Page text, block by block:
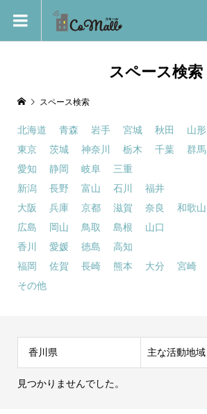
スペース検索
スペース検索
北海道 青森 岩手 宮城 秋田 山形
東京
茨城 神奈川 栃木 千葉 群馬
愛知
静岡 岐阜
三重
新潟
長野 富山 石川
福井
大阪
兵庫 京都 滋賀 奈良
和歌山
広島
岡山 鳥取 島根
山口
香川
愛媛 徳島
高知
福岡
佐賀 長崎 熊本 大分 宮崎
その他
見つかりませんでした。